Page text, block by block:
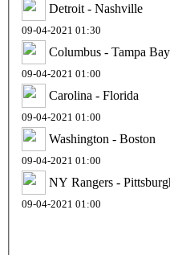
Detroit - Nashville
09-04-2021 01:30
Columbus - Tampa Bay
09-04-2021 01:00
Carolina - Florida
09-04-2021 01:00
Washington - Boston
09-04-2021 01:00
NY Rangers -
09-04-2021 01:00